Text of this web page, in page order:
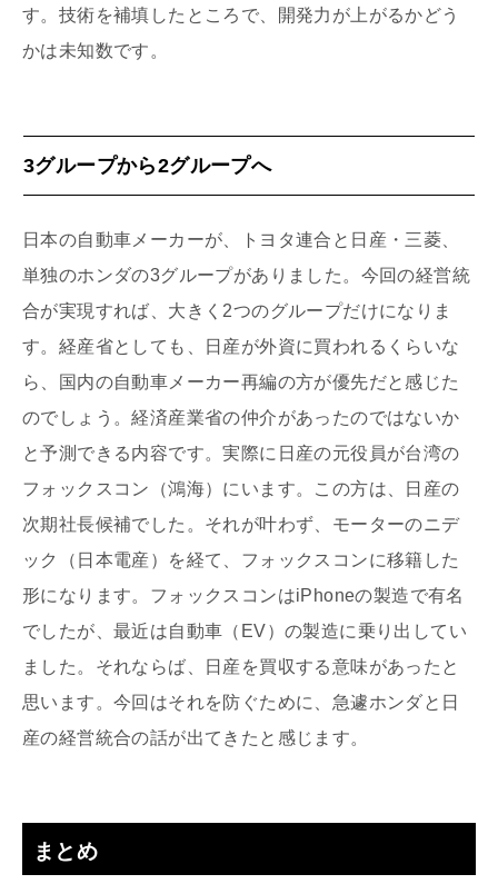
す。技術を補填したところで、開発力が上がるかどう
かは未知数です。
3グループから2グループへ
日本の自動車メーカーが、トヨタ連合と日産・三菱、
単独のホンダの3グループがありました。今回の経営統
合が実現すれば、大きく2つのグループだけになりま
す。経産省としても、日産が外資に買われるくらいな
ら、国内の自動車メーカー再編の方が優先だと感じた
のでしょう。経済産業省の仲介があったのではないか
と予測できる内容です。実際に日産の元役員が台湾の
フォックスコン（鴻海）にいます。この方は、日産の
次期社長候補でした。それが叶わず、モーターのニデ
ック（日本電産）を経て、フォックスコンに移籍した
形になります。フォックスコンはiPhoneの製造で有名
でしたが、最近は自動車（EV）の製造に乗り出してい
ました。それならば、日産を買収する意味があったと
思います。今回はそれを防ぐために、急遽ホンダと日
産の経営統合の話が出てきたと感じます。
まとめ